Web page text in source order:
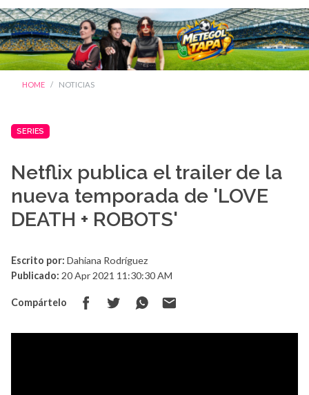
HOME NOTICIAS
SERIES
Netflix publica el trailer de la
nueva temporada de 'LOVE
DEATH + ROBOTS'
Escrito por: Dahiana Rodríguez
Publicado: 20 Apr 2021 11:30:30 AM
Compártelo